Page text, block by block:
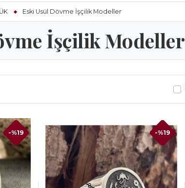
Eski Usül Dövme İşçilik Modeller
İşçilik Modeller
-%19 -%19